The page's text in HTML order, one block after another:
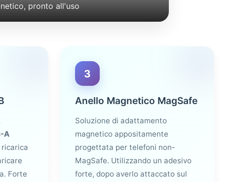
pronto all'uso
A
ricarica
Forte
3
Anello Magnetico MagSafe
Soluzione di adattamento
magnetico appositamente
progettata per telefoni non-
MagSafe. Utilizzando un adesivo
forte, dopo averlo attaccato sul